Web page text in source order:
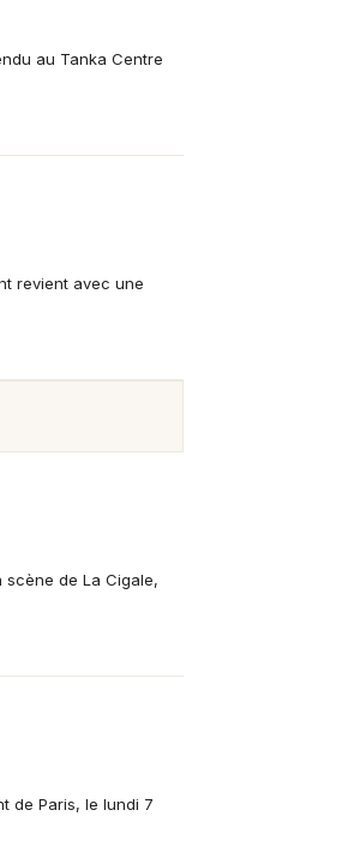
au Tanka Centre
revient avec une
de La Cigale,
de Paris, le lundi 7